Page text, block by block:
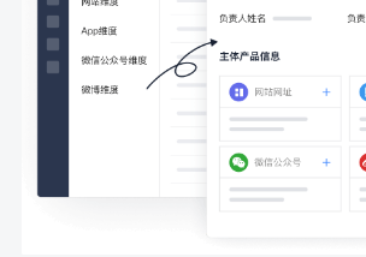
合规测评安全
账号安全
SDK加固
安全组件
DDoS高防